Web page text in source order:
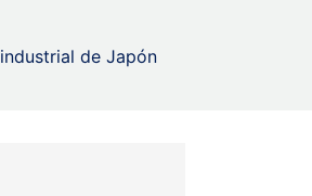
de Japón